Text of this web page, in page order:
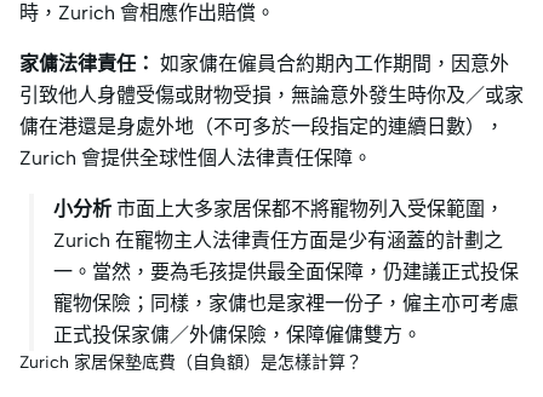
時，Zurich 會相應作出賠償。
家傭法律責任： 如家傭在僱員合約期內工作期間，因意外
引致他人身體受傷或財物受損，無論意外發生時你及／或家
傭在港還是身處外地（不可多於一段指定的連續日數），
Zurich 會提供全球性個人法律責任保障。
小分析 市面上大多家居保都不將寵物列入受保範圍，
Zurich 在寵物主人法律責任方面是少有涵蓋的計劃之
一。當然，要為毛孩提供最全面保障，仍建議正式投保
寵物保險；同樣，家傭也是家裡一份子，僱主亦可考慮
正式投保家傭／外傭保險，保障僱傭雙方。
Zurich 家居保墊底費（自負額）是怎樣計算？